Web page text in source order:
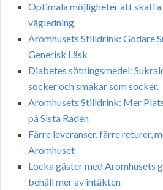
Optimala möjligheter att skaffa
vägledning
Aromhusets Stilldrink: Godare
Generisk Läsk
Diabetes sötningsmedel:
socker och smakar som socker.
Aromhusets Stilldrink: Mer
på Sista Raden
Färre leveranser, färre returer,
Aromhuset
Locka gäster med Aromhusets
behåll mer av intäkten